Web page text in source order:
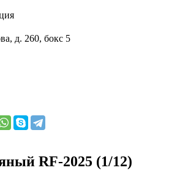
д. 260, бокс 5
RF-2025 (1/12)